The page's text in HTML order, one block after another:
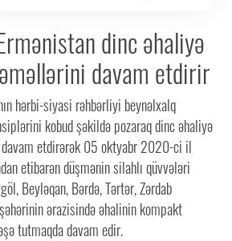
dinc əhaliyə
davam etdirir
hərbi-siyasi rəhbərliyi beynəlxalq
kobud şəkildə pozaraq dinc əhaliyə
etdirərək 05 oktyabr 2020-ci il
etibarən düşmənin silahlı qüvvələri
Beyləqan, Bərdə, Tərtər, Zərdab
ərazisində əhalinin kompakt
tutmaqda davam edir.